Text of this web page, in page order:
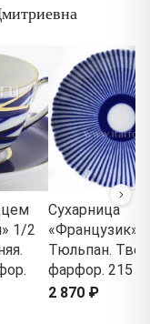
1/2
Сухарница
«Французик»
Тюльпан.
фарфор. 215
2 870 ₽